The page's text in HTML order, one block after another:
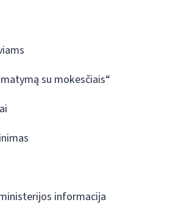
su mokesčiais“
informacija